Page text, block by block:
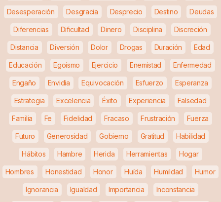
Desesperación Desgracia Desprecio Destino Deudas
Diferencias Dificultad Dinero Disciplina Discreción
Distancia Diversión Dolor Drogas Duración Edad
Educación Egoísmo Ejercicio Enemistad Enfermedad
Engaño Envidia Equivocación Esfuerzo Esperanza
Estrategia Excelencia Éxito Experiencia Falsedad
Familia Fe Fidelidad Fracaso Frustración Fuerza
Futuro Generosidad Gobierno Gratitud Habilidad
Hábitos Hambre Herida Herramientas Hogar
Hombres Honestidad Honor Huída Humildad Humor
Ignorancia Igualdad Importancia Inconstancia